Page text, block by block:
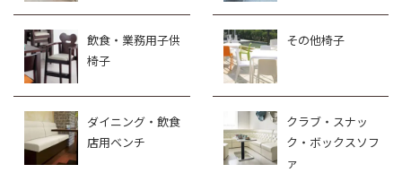
飲食・業務用子供
椅子
その他椅子
ダイニング・飲食
店用ベンチ
クラブ・スナッ
ク・ボックスソフ
ァ